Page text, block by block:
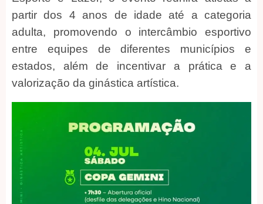
partir dos 4 anos de idade até a categoria
adulta, promovendo o intercâmbio esportivo
entre equipes de diferentes municípios e
estados, além de incentivar a prática e a
valorização da ginástica artística.